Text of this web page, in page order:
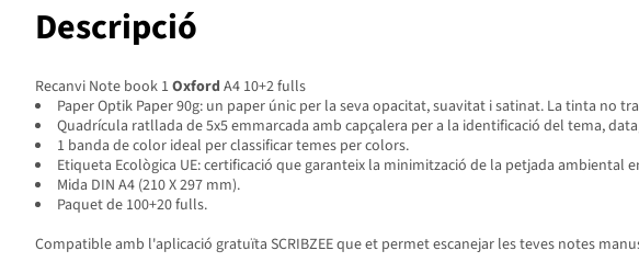
Descripció
Recanvi Note book 1 Oxford A4 10+2 fulls
Paper Optik Paper 90g: un paper únic per la seva opacitat, suavitat i satinat. La tinta no
Quadrícula ratllada de 5x5 emmarcada amb capçalera per a la identificació del tema,
1 banda de color ideal per classificar temes per colors.
Etiqueta Ecològica UE: certificació que garanteix la minimització de la petjada ambiental
Mida DIN A4 (210 X 297 mm).
Paquet de 100+20 fulls.
Compatible amb l'aplicació gratuïta SCRIBZEE que et permet escanejar les teves notes